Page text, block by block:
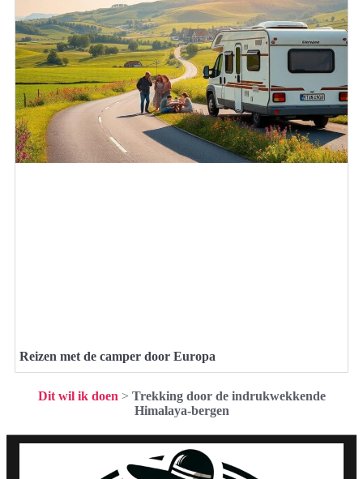
Reizen met de camper door Europa
Dit wil ik doen > Trekking door de indrukwekkende
Himalaya-bergen